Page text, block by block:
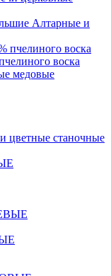
Алтарные и
пчелиного воска
воска
медовые
цветные станочные